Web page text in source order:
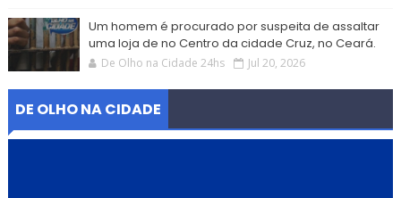
Um homem é procurado por suspeita de assaltar
uma loja de no Centro da cidade Cruz, no Ceará.
De Olho na Cidade 24hs Jul 20, 2026
DE OLHO NA CIDADE